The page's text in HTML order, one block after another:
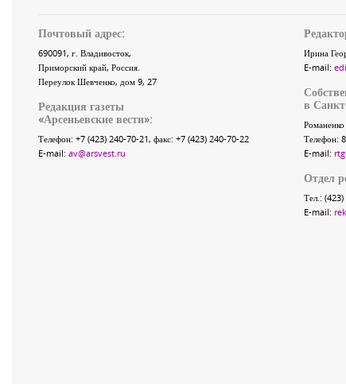
Почтовый адрес:
690091, г. Владивосток,
Приморский край, Россия.
Переулок Шевченко, дом 9, 27
Редакция газеты
«Арсеньевские вести»:
Телефон: +7 (423) 240-70-21, факс: +7 (423) 240-70-22
E-mail: av@arsvest.ru
Ирина
E-mail:
в
Телефон:
E-mail:
Отдел
Тел.:
E-mail: